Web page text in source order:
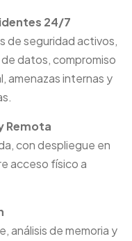
24/7
de seguridad activos,
datos, compromiso
amenazas internas y
Remota
con despliegue en
acceso físico a
análisis de memoria y